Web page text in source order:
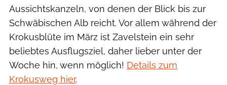
Aussichtskanzeln, von denen der Blick bis zur
Schwäbischen Alb reicht. Vor allem während der
Krokusblüte im März ist Zavelstein ein sehr
beliebtes Ausflugsziel, daher lieber unter der
Woche hin, wenn möglich! Details zum
Krokusweg hier.